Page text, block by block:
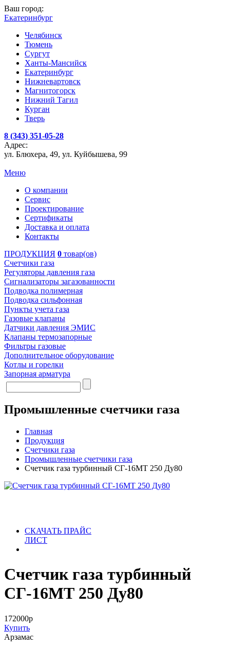
Ваш город:
Екатеринбург
Челябинск
Тюмень
Сургут
Ханты-Мансийск
Екатеринбург
Нижневартовск
Магнитогорск
Нижний Тагил
Курган
Тверь
8 (343) 351-05-28
Адрес:
ул. Блюхера, 49, ул. Куйбышева, 99
Меню
О компании
Сервис
Проектирование
Сертификаты
Доставка и оплата
Контакты
ПРОДУКЦИЯ 0 товар(ов)
Счетчики газа
Регуляторы давления газа
Сигнализаторы загазованности
Подводка полимерная
Подводка сильфонная
Пункты учета газа
Газовые клапаны
Датчики давления ЭМИС
Клапаны термозапорные
Фильтры газовые
Дополнительное оборудование
Котлы и горелки
Запорная арматура
Промышленные счетчики газа
Главная
Продукция
Счетчики газа
Промышленные счетчики газа
Счетчик газа турбинный СГ-16МТ 250 Ду80
СКАЧАТЬ ПРАЙС
ЛИСТ
Счетчик газа турбинный
СГ-16МТ 250 Ду80
172000р
Купить
Арзамас